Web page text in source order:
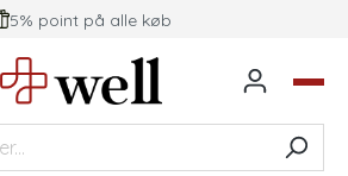
5% point på alle køb